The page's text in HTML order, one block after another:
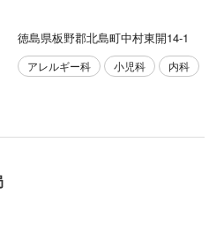
徳島県板野郡北島町中村東開14-1
アレルギー科 小児科 内科